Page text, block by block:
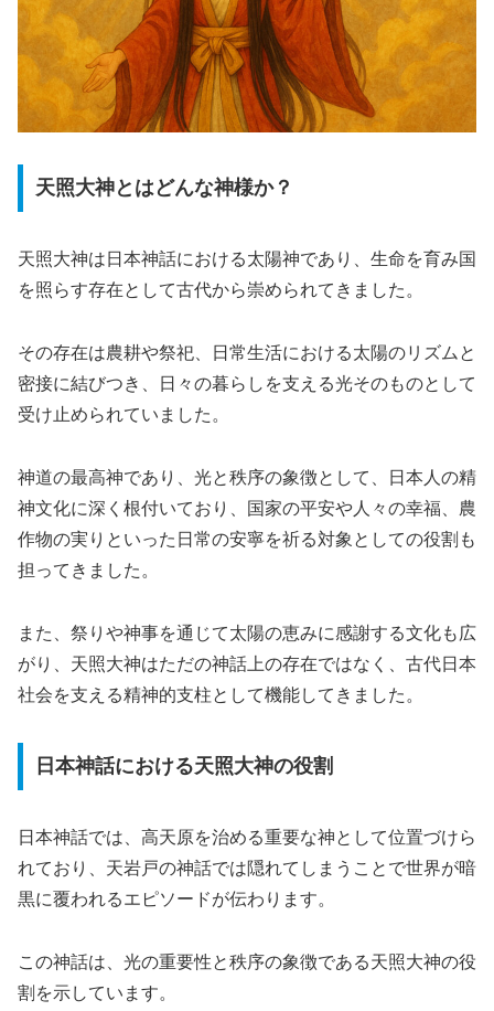
天照大神とはどんな神様か？
天照大神は日本神話における太陽神であり、生命を育み国
を照らす存在として古代から崇められてきました。
その存在は農耕や祭祀、日常生活における太陽のリズムと
密接に結びつき、日々の暮らしを支える光そのものとして
受け止められていました。
神道の最高神であり、光と秩序の象徴として、日本人の精
神文化に深く根付いており、国家の平安や人々の幸福、農
作物の実りといった日常の安寧を祈る対象としての役割も
担ってきました。
また、祭りや神事を通じて太陽の恵みに感謝する文化も広
がり、天照大神はただの神話上の存在ではなく、古代日本
社会を支える精神的支柱として機能してきました。
日本神話における天照大神の役割
日本神話では、高天原を治める重要な神として位置づけら
れており、天岩戸の神話では隠れてしまうことで世界が暗
黒に覆われるエピソードが伝わります。
この神話は、光の重要性と秩序の象徴である天照大神の役
割を示しています。